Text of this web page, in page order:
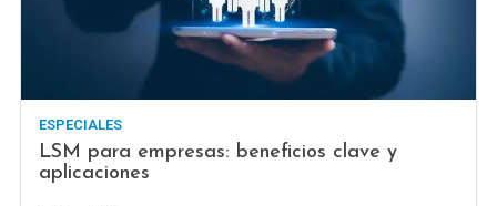
ESPECIALES
LSM para empresas: beneficios clave y
aplicaciones